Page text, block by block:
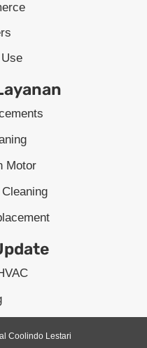
Motor
Coolindo Lestari